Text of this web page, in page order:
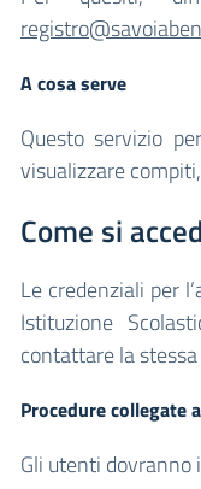
A cosa serve
Questo servizio
visualizzare
Come si
Le credenziali per
Istituzione
contattare la
Procedure collegate
Gli utenti dovranno